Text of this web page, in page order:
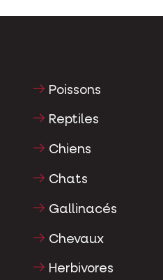
Poissons
Reptiles
Chiens
Chats
Gallinacés
Chevaux
Herbivores